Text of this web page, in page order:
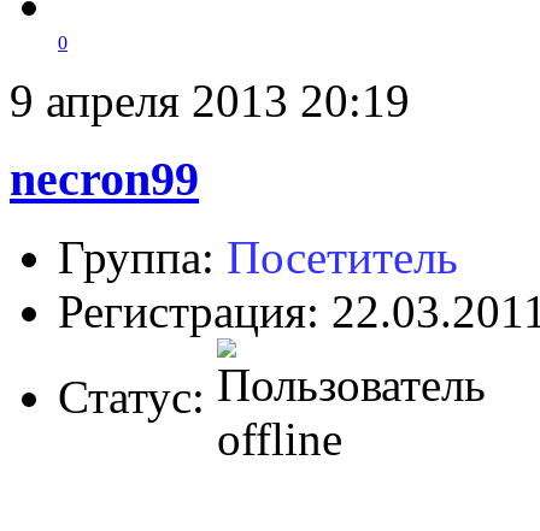
0
9 апреля 2013 20:19
necron99
Группа: Посетитель
Регистрация:
Статус: